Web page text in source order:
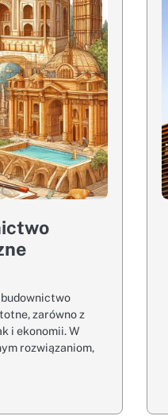
zarówno z
i ekonomii. W
rozwiązaniom,